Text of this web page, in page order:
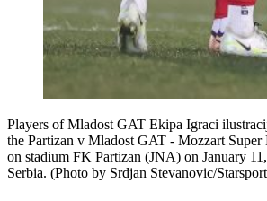
Players of Mladost GAT Ekipa Igraci
the Partizan v Mladost GAT - Mozzart Super
on stadium FK Partizan (JNA) on January
Serbia. (Photo by Srdjan Stevanovic/